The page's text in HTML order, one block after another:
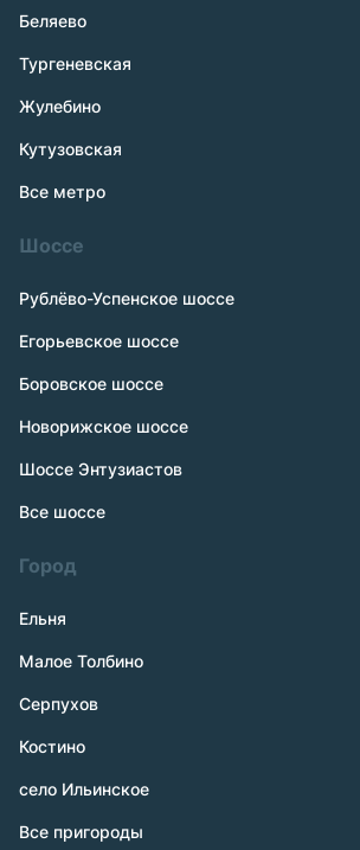
Беляево
Тургеневская
Жулебино
Кутузовская
Все метро
Шоссе
Рублёво-Успенское шоссе
Егорьевское шоссе
Боровское шоссе
Новорижское шоссе
Шоссе Энтузиастов
Все шоссе
Город
Ельня
Малое Толбино
Серпухов
Костино
село Ильинское
Все пригороды